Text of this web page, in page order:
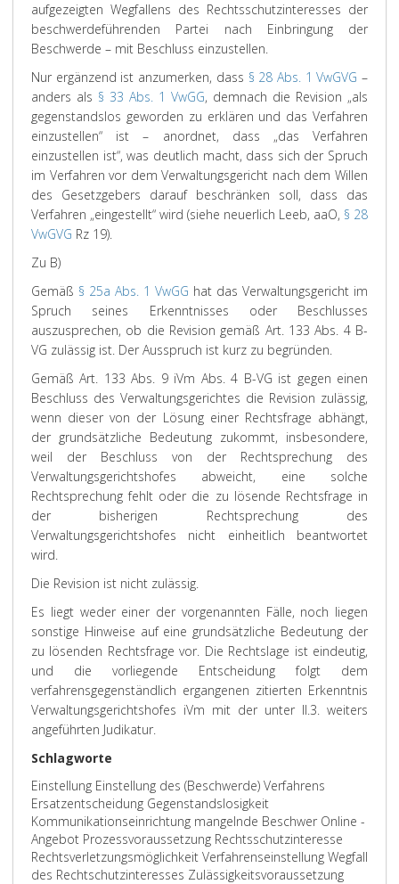
aufgezeigten Wegfallens des Rechtsschutzinteresses der
beschwerdeführenden Partei nach Einbringung der
Beschwerde – mit Beschluss einzustellen.
Nur ergänzend ist anzumerken, dass § 28 Abs. 1 VwGVG –
anders als § 33 Abs. 1 VwGG, demnach die Revision „als
gegenstandslos geworden zu erklären und das Verfahren
einzustellen“ ist – anordnet, dass „das Verfahren
einzustellen ist“, was deutlich macht, dass sich der Spruch
im Verfahren vor dem Verwaltungsgericht nach dem Willen
des Gesetzgebers darauf beschränken soll, dass das
Verfahren „eingestellt“ wird (siehe neuerlich Leeb, aaO, § 28
VwGVG Rz 19).
Zu B)
Gemäß § 25a Abs. 1 VwGG hat das Verwaltungsgericht im
Spruch seines Erkenntnisses oder Beschlusses
auszusprechen, ob die Revision gemäß Art. 133 Abs. 4 B-
VG zulässig ist. Der Ausspruch ist kurz zu begründen.
Gemäß Art. 133 Abs. 9 iVm Abs. 4 B-VG ist gegen einen
Beschluss des Verwaltungsgerichtes die Revision zulässig,
wenn dieser von der Lösung einer Rechtsfrage abhängt,
der grundsätzliche Bedeutung zukommt, insbesondere,
weil der Beschluss von der Rechtsprechung des
Verwaltungsgerichtshofes abweicht, eine solche
Rechtsprechung fehlt oder die zu lösende Rechtsfrage in
der bisherigen Rechtsprechung des
Verwaltungsgerichtshofes nicht einheitlich beantwortet
wird.
Die Revision ist nicht zulässig.
Es liegt weder einer der vorgenannten Fälle, noch liegen
sonstige Hinweise auf eine grundsätzliche Bedeutung der
zu lösenden Rechtsfrage vor. Die Rechtslage ist eindeutig,
und die vorliegende Entscheidung folgt dem
verfahrensgegenständlich ergangenen zitierten Erkenntnis
Verwaltungsgerichtshofes iVm mit der unter II.3. weiters
angeführten Judikatur.
Schlagworte
Einstellung Einstellung des (Beschwerde) Verfahrens
Ersatzentscheidung Gegenstandslosigkeit
Kommunikationseinrichtung mangelnde Beschwer Online -
Angebot Prozessvoraussetzung Rechtsschutzinteresse
Rechtsverletzungsmöglichkeit Verfahrenseinstellung Wegfall
des Rechtschutzinteresses Zulässigkeitsvoraussetzung